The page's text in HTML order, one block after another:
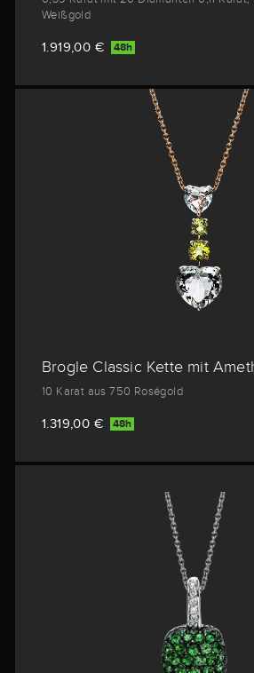
Weißgold
1.919,00 € 48h
Brogle Classic Kette mit
10 Karat aus 750 Roségold
1.319,00 € 48h